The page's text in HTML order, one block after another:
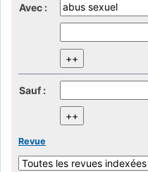
Avec :
Sauf :
Revue